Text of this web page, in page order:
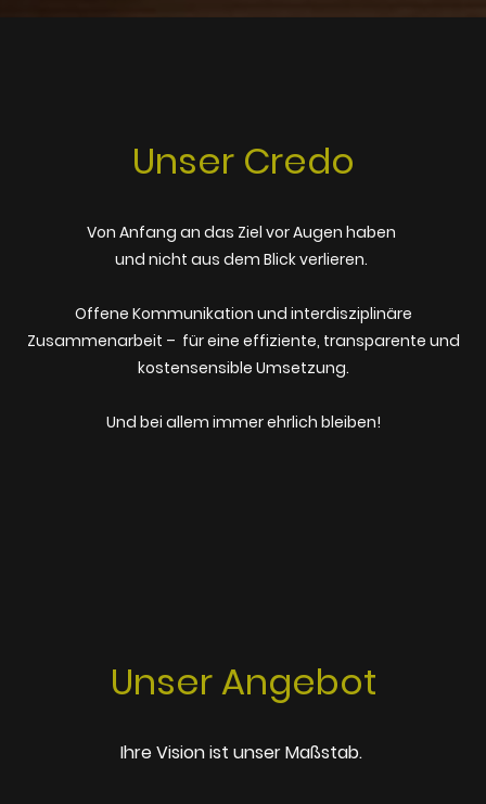
Unser Credo
Von Anfang an das Ziel vor Augen haben
und nicht aus dem Blick verlieren.
Offene Kommunikation und interdisziplinäre
Zusammenarbeit – für eine effiziente, transparente und
kostensensible Umsetzung.
Und bei allem immer ehrlich bleiben!
Unser Angebot
Ihre Vision ist unser Maßstab.